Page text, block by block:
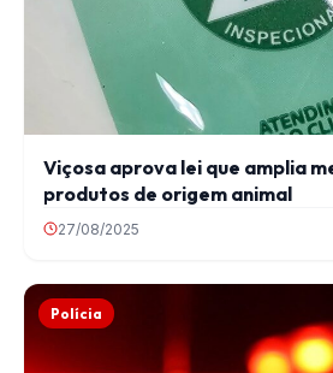
Viçosa aprova lei que amplia
produtos de origem animal
27/08/2025
Polícia